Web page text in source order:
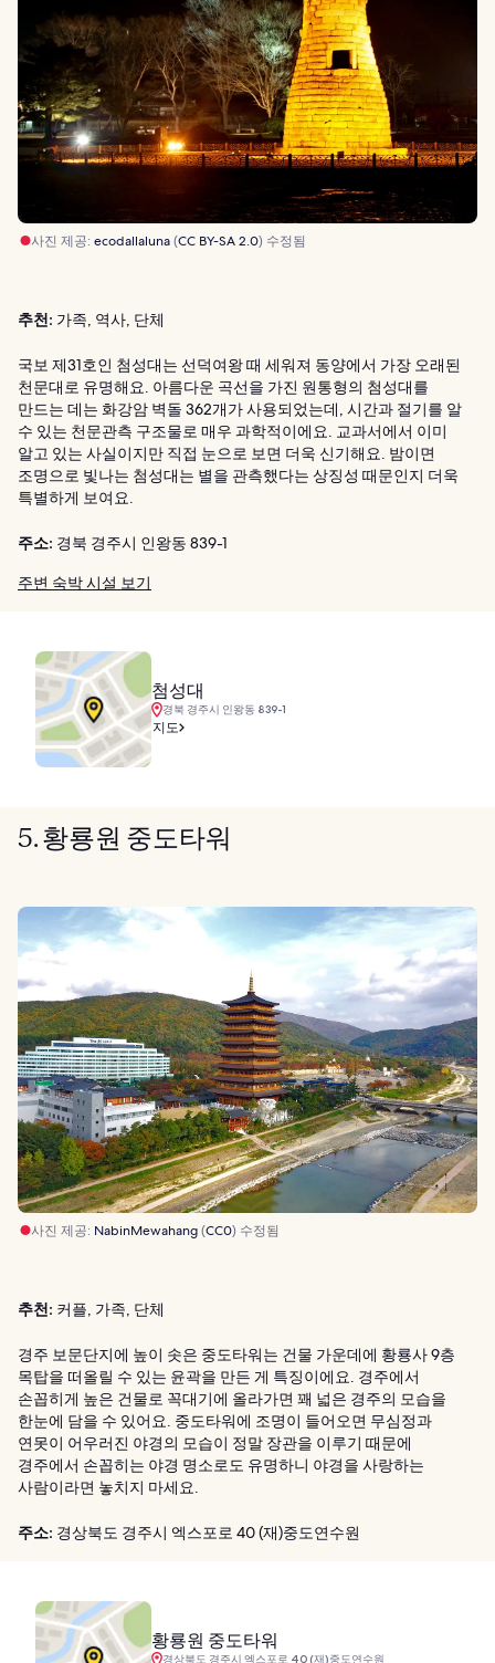
사진 제공: ecodallaluna(CC BY-SA 2.0) 수정됨
추천: 가족, 역사, 단체
국보 제31호인 첨성대는 선덕여왕 때 세워져 동양에서 가장 오래된
천문대로 유명해요. 아름다운 곡선을 가진 원통형의 첨성대를
만드는 데는 화강암 벽돌 362개가 사용되었는데, 시간과 절기를 알
수 있는 천문관측 구조물로 매우 과학적이에요. 교과서에서 이미
알고 있는 사실이지만 직접 눈으로 보면 더욱 신기해요. 밤이면
조명으로 빛나는 첨성대는 별을 관측했다는 상징성 때문인지 더욱
특별하게 보여요.
주소: 경북 경주시 인왕동 839-1
주변 숙박 시설 보기
첨성대
경북 경주시 인왕동 839-1
지도
5. 황룡원 중도타워
사진 제공: NabinMewahang(CC0) 수정됨
추천: 커플, 가족, 단체
경주 보문단지에 높이 솟은 중도타워는 건물 가운데에 황룡사 9층
목탑을 떠올릴 수 있는 윤곽을 만든 게 특징이에요. 경주에서
손꼽히게 높은 건물로 꼭대기에 올라가면 꽤 넓은 경주의 모습을
한눈에 담을 수 있어요. 중도타워에 조명이 들어오면 무심정과
연못이 어우러진 야경의 모습이 정말 장관을 이루기 때문에
경주에서 손꼽히는 야경 명소로도 유명하니 야경을 사랑하는
사람이라면 놓치지 마세요.
주소: 경상북도 경주시 엑스포로 40 (재)중도연수원
황룡원 중도타워
경상북도 경주시 엑스포로 40 (재)중도연수원